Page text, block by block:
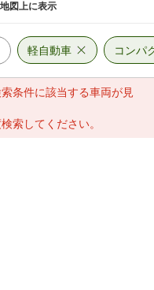
地図上に表示
軽自動車 コンパ
条件に該当する車両が見
索してください。